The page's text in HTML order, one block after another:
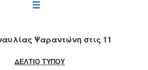
Ψαραντώνη στις 11
ΔΕΛΤΙΟ ΤΥΠΟΥ